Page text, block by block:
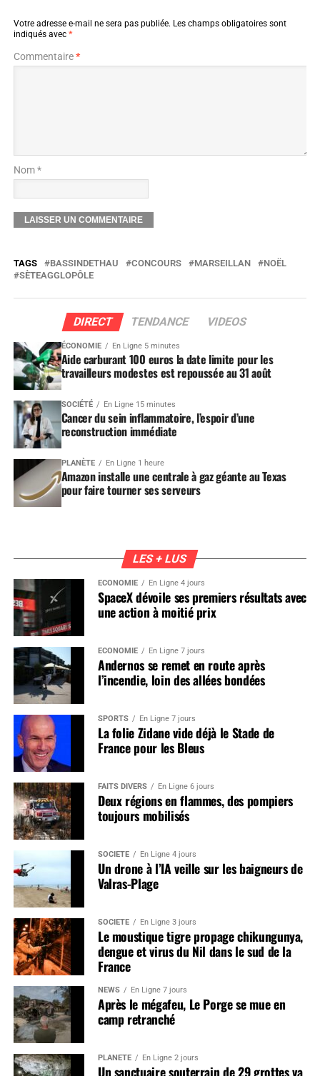
Votre adresse e-mail ne sera pas publiée. Les champs obligatoires sont
indiqués avec *
Commentaire*
Nom *
TAGS BASSINDETHAU CONCOURS MARSEILLAN
NOËL
SÈTEAGGLOPÔLE
DIRECT TENDANCE VIDEOS
ÉCONOMIE En Ligne 5 minutes
Aide carburant 100 euros la date limite pour les
travailleurs modestes est repoussée au 31 août
SOCIÉTÉ En Ligne 15 minutes
Cancer du sein inflammatoire, l’espoir d’une
reconstruction immédiate
PLANÈTE En Ligne 1 heure
Amazon installe une centrale à gaz géante au Texas
pour faire tourner ses serveurs
LES + LUS
ÉCONOMIE En Ligne 4 jours
SpaceX dévoile ses premiers résultats avec
une action à moitié prix
ÉCONOMIE En Ligne 7 jours
Andernos se remet en route après
l’incendie, loin des allées bondées
SPORTS En Ligne 7 jours
La folie Zidane vide déjà le Stade de
France pour les Bleus
FAITS DIVERS En Ligne 6 jours
Deux régions en flammes, des pompiers
toujours mobilisés
SOCIÉTÉ En Ligne 4 jours
Un drone à l’IA veille sur les baigneurs de
Valras-Plage
SOCIÉTÉ En Ligne 3 jours
Le moustique tigre propage chikungunya,
dengue et virus du Nil dans le sud de la
France
NEWS En Ligne 7 jours
Après le mégafeu, Le Porge se mue en
camp retranché
PLANÈTE En Ligne 2 jours
Un sanctuaire souterrain de 29 grottes va